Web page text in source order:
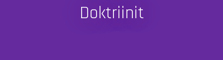
Doktriinit